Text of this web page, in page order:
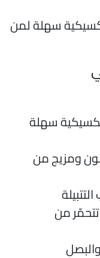
سهلة لمن
سهلة
ومزيج من
من